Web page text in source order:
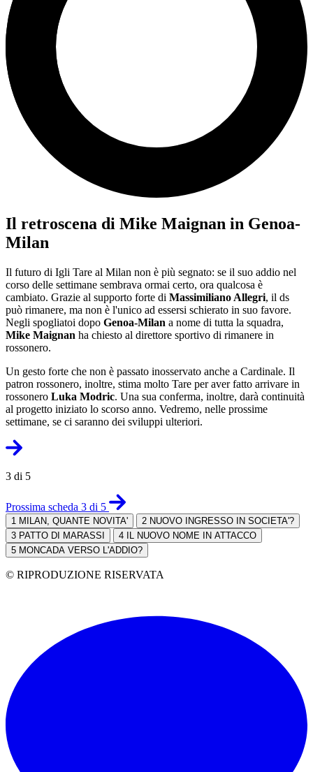
Il retroscena di Mike Maignan in Genoa-
Milan
Il futuro di Igli Tare al Milan non è più segnato: se il suo addio nel
corso delle settimane sembrava ormai certo, ora qualcosa è
cambiato. Grazie al supporto forte di Massimiliano Allegri, il ds
può rimanere, ma non è l'unico ad essersi schierato in suo favore.
Negli spogliatoi dopo Genoa-Milan a nome di tutta la squadra,
Mike Maignan ha chiesto al direttore sportivo di rimanere in
rossonero.
Un gesto forte che non è passato inosservato anche a Cardinale. Il
patron rossonero, inoltre, stima molto Tare per aver fatto arrivare in
rossonero Luka Modric. Una sua conferma, inoltre, darà continuità
al progetto iniziato lo scorso anno. Vedremo, nelle prossime
settimane, se ci saranno dei sviluppi ulteriori.
3 di 5
Prossima scheda 3 di 5
1 MILAN, QUANTE NOVITA' 2 NUOVO INGRESSO IN SOCIETA'?
3 PATTO DI MARASSI 4
IL NUOVO NOME IN ATTACCO
5 MONCADA VERSO L'ADDIO?
© RIPRODUZIONE RISERVATA